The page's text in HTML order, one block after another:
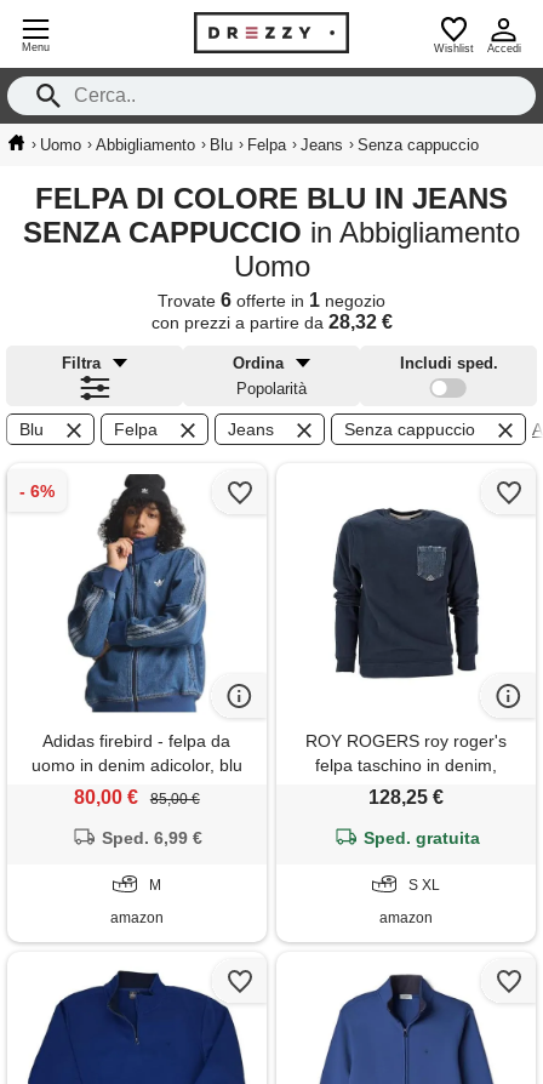
Menu Wishlist Accedi
› Uomo › Abbigliamento › Blu › Felpa › Jeans › Senza cappuccio
FELPA DI COLORE BLU IN JEANS
SENZA CAPPUCCIO in Abbigliamento
Uomo
Trovate 6 offerte in 1 negozio
con prezzi a partire da 28,32 €
Filtra
Ordina
Popolarità
Includi sped.
Blu Felpa Jeans Senza cappuccio
Adidas firebird - felpa da
uomo in denim adicolor, blu
navy, m
80,00 € 85,00 €
Sped. 6,99 €
M
amazon
ROY ROGERS roy roger's
felpa taschino in denim,
girocollo - crew neck pkt
regular, regular, blu)
128,25 €
Sped. gratuita
S XL
amazon